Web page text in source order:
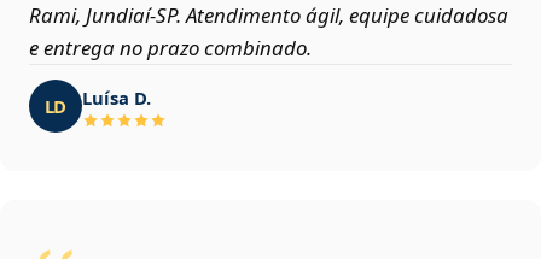
Rami, Jundiaí‑SP. Atendimento ágil, equipe cuidadosa
e entrega no prazo combinado.
LD Luísa D.